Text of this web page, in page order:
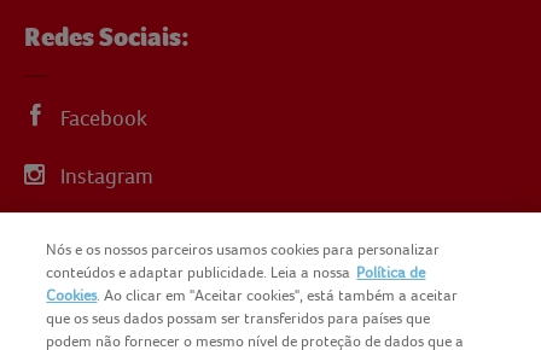
Redes Sociais:
Facebook
Instagram
YouTube
Nós e os nossos parceiros usamos cookies para personalizar
conteúdos e adaptar publicidade. Leia a nossa Política de
Cookies. Ao clicar em "Aceitar cookies", está também a aceitar
que os seus dados possam ser transferidos para países que
podem não fornecer o mesmo nível de proteção de dados que a